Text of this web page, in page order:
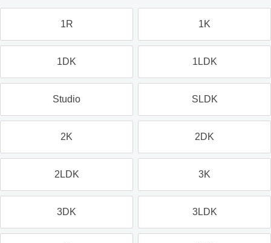
1R 1K
1DK 1LDK
Studio SLDK
2K 2DK
2LDK 3K
3DK 3LDK